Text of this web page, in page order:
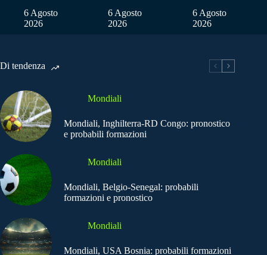
6 Agosto
2026
6 Agosto
2026
6 Agosto
2026
Di tendenza
Mondiali
Mondiali, Inghilterra-RD Congo: pronostico
e probabili formazioni
Mondiali
Mondiali, Belgio-Senegal: probabili
formazioni e pronostico
Mondiali
Mondiali, USA Bosnia: probabili formazioni